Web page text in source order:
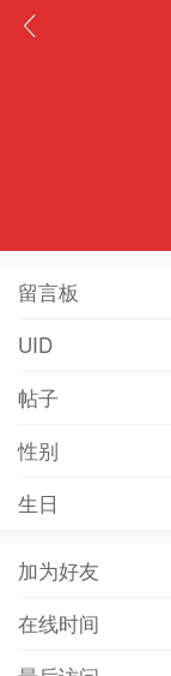
留言板
UID
帖子
性别
生日
加为好友
在线时间